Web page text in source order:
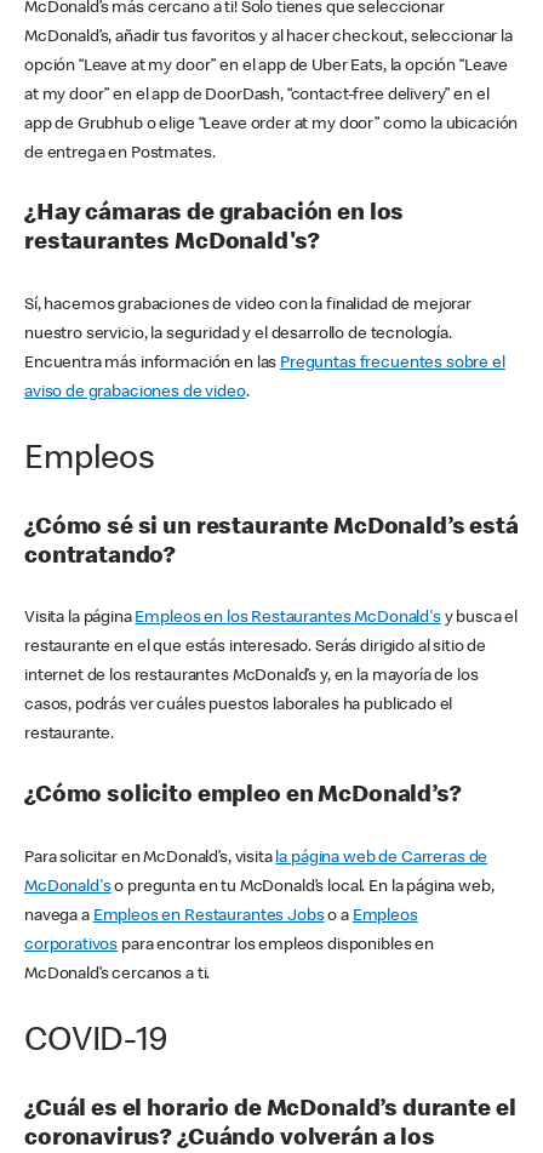
McDonald’s más cercano a ti! Solo tienes que seleccionar
McDonald’s, añadir tus favoritos y al hacer checkout, seleccionar la
opción “Leave at my door” en el app de Uber Eats, la opción “Leave
at my door” en el app de DoorDash, “contact-free delivery” en el
app de Grubhub o elige “Leave order at my door” como la ubicación
de entrega en Postmates.
¿Hay cámaras de grabación en los
restaurantes McDonald's?
Sí, hacemos grabaciones de video con la finalidad de mejorar
nuestro servicio, la seguridad y el desarrollo de tecnología.
Encuentra más información en las Preguntas frecuentes sobre el
aviso de grabaciones de video.
Empleos
¿Cómo sé si un restaurante McDonald’s está
contratando?
Visita la página Empleos en los Restaurantes McDonald'sy busca el
restaurante en el que estás interesado. Serás dirigido al sitio de
internet de los restaurantes McDonald’s y, en la mayoría de los
casos, podrás ver cuáles puestos laborales ha publicado el
restaurante.
¿Cómo solicito empleo en McDonald’s?
Para solicitar en McDonald’s, visita la página web de Carreras de
McDonald'so pregunta en tu McDonald’s local. En la página web,
navega a Empleos en Restaurantes Jobso a Empleos
corporativos para encontrar los empleos disponibles en
McDonald’s cercanos a ti.
COVID-19
¿Cuál es el horario de McDonald’s durante el
coronavirus? ¿Cuándo volverán a los